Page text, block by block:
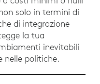
solo in termini di
di integrazione
la tua
inevitabili
nelle politiche.